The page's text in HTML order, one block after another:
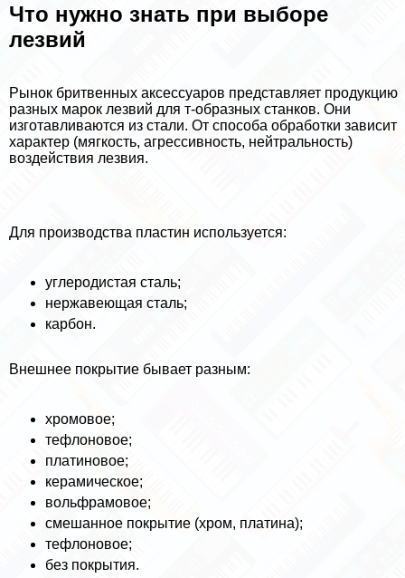
Что нужно знать при выборе
лезвий
Рынок бритвенных аксессуаров представляет продукцию
разных марок лезвий для т-образных станков. Они
изготавливаются из стали. От способа обработки зависит
хаpaктер (мягкость, агрессивность, нейтральность)
воздействия лезвия.
Для производства пластин используется:
углеродистая сталь;
нержавеющая сталь;
карбон.
Внешнее покрытие бывает разным:
хромовое;
тефлоновое;
платиновое;
керамическое;
вольфрамовое;
смешанное покрытие (хром, платина);
тефлоновое;
без покрытия.